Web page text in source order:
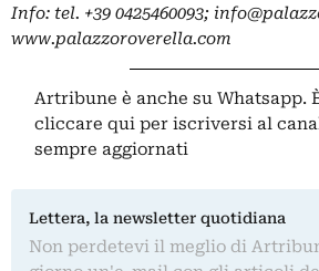
Info: tel. +39 0425460093;
www.palazzoroverella.com
Artribune è anche su Whatsapp.
cliccare qui per iscriversi al
sempre aggiornati
Lettera, la newsletter quotidiana
Non perdetevi il meglio di